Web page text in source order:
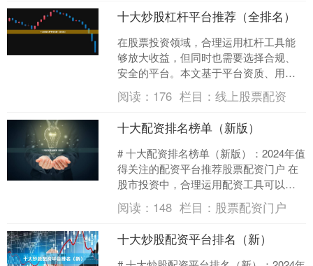
十大炒股杠杆平台推荐（全排名）
在股票投资领域，合理运用杠杆工具能
够放大收益，但同时也需要选择合规、
安全的平台。本文基于平台资质、用户
口碑、费率透明度、风控能力等维度，
整理出当前市场关注度较高....
阅读： 176 栏目：线上股票配资
十大配资排名榜单（新版）
# 十大配资排名榜单（新版）：2024年值
得关注的配资平台推荐股票配资门户 在
股市投资中，合理运用配资工具可以帮
助投资者放大收益，但选择安全、合规
的配资平台至关....
阅读： 148 栏目： 股票配资门户
十大炒股配资平台排名（新）